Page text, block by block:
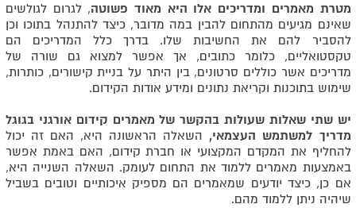
מטרת מאמרים ומדריכים אלו היא מאוד פשוטה, לגרום לגולשים
שאינם מגיעים מהתחום להבין במה מדובר, כיצד להתנהל בתוכו וכן
להסביר להם את החשיבות שלו. בדרך כלל המדריכים הם
טקסטואליים, כלומר כתובים, אך אפשר למצוא גם שורה של
מדריכים אשר כוללים סרטונים, בין היתר על בניית קישורים, כותרות,
שימוש בתוכנות וקריאת נתונים ומידע אודות הקידום.
יש שתי שאלות שעולות בהקשר של מאמרים קידום אורגני בגוגל
מדריך למשתמש העצמאי, השאלה הראשונה היא, האם זה יכול
להחליף את המקדם המקצועי או חברת קידום, האם באמת אפשר
באמצעות מאמרים ללמוד את התחום לעומק. השאלה השנייה היא,
אם כן, כיצד יודעים שמאמרים הם מספיק איכותיים וטובים בשביל
שיהיה ניתן ללמוד מהם.